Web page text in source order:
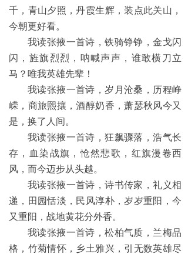
千，青山夕照，丹霞生辉，装点此关山，
今朝更好看。
我读张掖一首诗，铁骑铮铮，金戈闪
闪，旌旗烈烈，呐喊声声，谁敢横刀立
马？唯我英雄先辈！
我读张掖一首诗，岁月沧桑，历程峥
嵘，商旅熙攘，酒醇奶香，萧瑟秋风今又
是，换了人间。
我读张掖一首诗，狂飙骤落，浩气长
存，血染战旗，怆然悲歌，红旗漫卷西
风，而今迈步从头越。
我读张掖一首诗，诗书传家，礼义相
递，田园恬淡，民风淳朴，岁岁重阳，今
又重阳，战地黄花分外香。
我读张掖一首诗，松柏气质，兰梅品
格，竹菊情怀，乡土雅兴，引无数英雄尽